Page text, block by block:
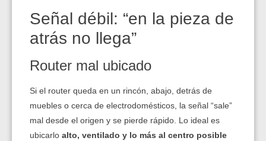
Señal débil: “en la pieza de
atrás no llega”
Router mal ubicado
Si el router queda en un rincón, abajo, detrás de
muebles o cerca de electrodomésticos, la señal “sale”
mal desde el origen y se pierde rápido. Lo ideal es
ubicarlo alto, ventilado y lo más al centro posible